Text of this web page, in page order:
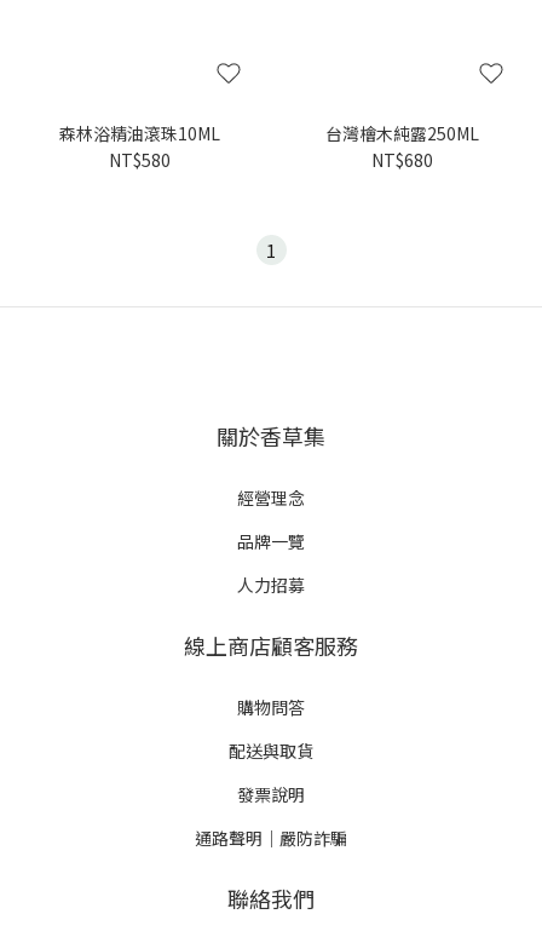
森林浴精油滾珠10ML
NT$580
台灣檜木純露250ML
NT$680
1
關於香草集
經營理念
品牌一覽
人力招募
線上商店顧客服務
購物問答
配送與取貨
發票說明
通路聲明｜嚴防詐騙
聯絡我們